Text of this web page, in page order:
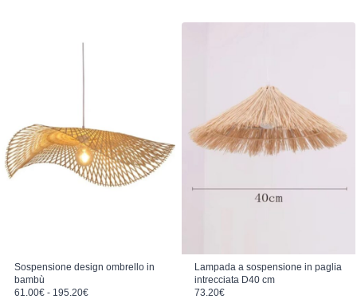
Sospensione design ombrello in
bambù
61.00€ - 195.20€Fascia di prezzo: da 61.00€ a 195.20€
Lampada a sospensione in paglia
intrecciata D40 cm
73.20€